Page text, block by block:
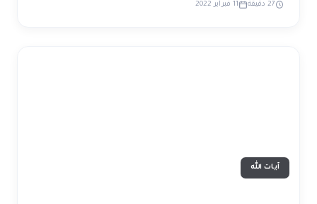
27 دقيقة 11 فبراير 2022
آيات الله